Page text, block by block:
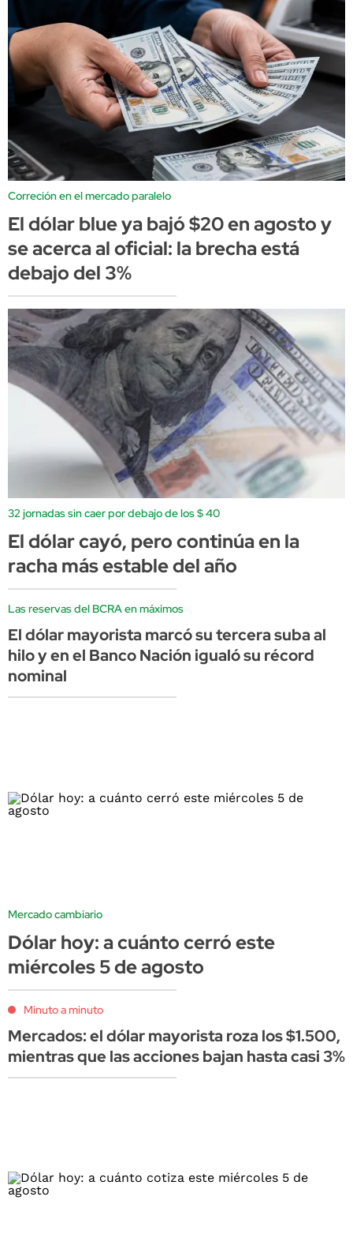
Correción en el mercado paralelo
El dólar blue ya bajó $20 en agosto y
se acerca al oficial: la brecha está
debajo del 3%
32 jornadas sin caer por debajo de los $ 40
El dólar cayó, pero continúa en la
racha más estable del año
Las reservas del BCRA en máximos
El dólar mayorista marcó su tercera suba al
hilo y en el Banco Nación igualó su récord
nominal
Mercado cambiario
Dólar hoy: a cuánto cerró este
miércoles 5 de agosto
Minuto a minuto
Mercados: el dólar mayorista roza los $1.500,
mientras que las acciones bajan hasta casi 3%